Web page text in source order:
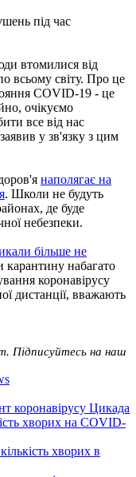
під час
втомилися від
всьому світу. Про це
COVID-19 - це
очікуємо
все від нас
у зв'язку з цим
наполягає на
. Школи не будуть
де буде
небезпеки.
більше не
карантину набагато
коронавірусу
дистанції, вважають
Підписуйтесь на наш
коронавірусу Цикада
хворих на COVID-
хворих в